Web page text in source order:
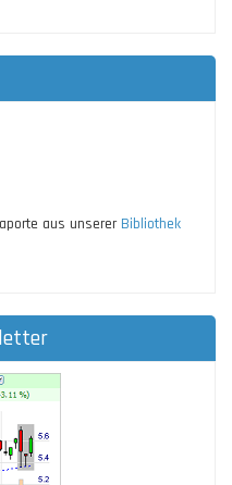
aus unserer Bibliothek